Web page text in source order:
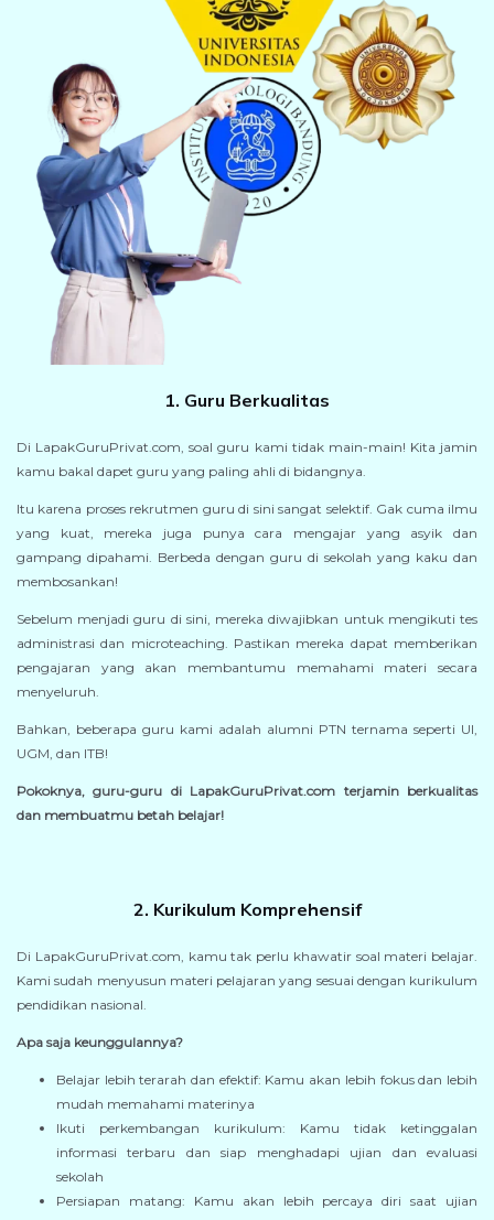
1. Guru Berkualitas
Di LapakGuruPrivat.com, soal guru kami tidak main-main! Kita jamin
kamu bakal dapet guru yang paling ahli di bidangnya.
Itu karena proses rekrutmen guru di sini sangat selektif. Gak cuma ilmu
yang kuat, mereka juga punya cara mengajar yang asyik dan
gampang dipahami. Berbeda dengan guru di sekolah yang kaku dan
membosankan!
Sebelum menjadi guru di sini, mereka diwajibkan untuk mengikuti tes
administrasi dan microteaching. Pastikan mereka dapat memberikan
pengajaran yang akan membantumu memahami materi secara
menyeluruh.
Bahkan, beberapa guru kami adalah alumni PTN ternama seperti UI,
UGM, dan ITB!
Pokoknya, guru-guru di LapakGuruPrivat.com terjamin berkualitas
dan membuatmu betah belajar!
2. Kurikulum Komprehensif
Di LapakGuruPrivat.com, kamu tak perlu khawatir soal materi belajar.
Kami sudah menyusun materi pelajaran yang sesuai dengan kurikulum
pendidikan nasional.
Apa saja keunggulannya?
Belajar lebih terarah dan efektif: Kamu akan lebih fokus dan lebih
mudah memahami materinya
Ikuti perkembangan kurikulum: Kamu tidak ketinggalan
informasi terbaru dan siap menghadapi ujian dan evaluasi
sekolah
Persiapan matang: Kamu akan lebih percaya diri saat ujian